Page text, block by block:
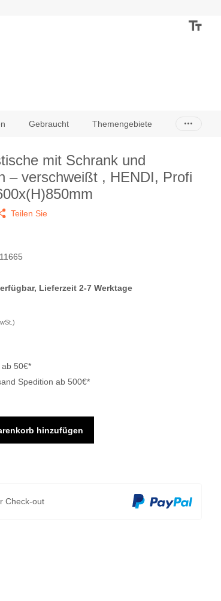
Gebraucht Themengebiete
mit Schrank und
– verschweißt , HENDI, Profi
Teilen Sie
Lieferzeit 2-7 Werktage
50€*
Spedition ab 500€*
hinzufügen
Check-out